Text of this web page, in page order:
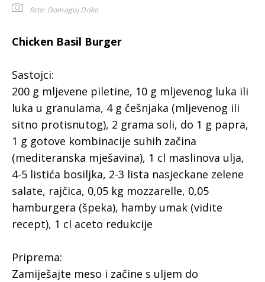
foto: Domagoj Doko
Chicken Basil Burger
Sastojci:
200 g mljevene piletine, 10 g mljevenog luka ili
luka u granulama, 4 g češnjaka (mljevenog ili
sitno protisnutog), 2 grama soli, do 1 g papra,
1 g gotove kombinacije suhih začina
(mediteranska mješavina), 1 cl maslinova ulja,
4-5 listića bosiljka, 2-3 lista nasjeckane zelene
salate, rajčica, 0,05 kg mozzarelle, 0,05
hamburgera (špeka), hamby umak (vidite
recept), 1 cl aceto redukcije
Priprema:
Zamiješajte meso i začine s uljem do